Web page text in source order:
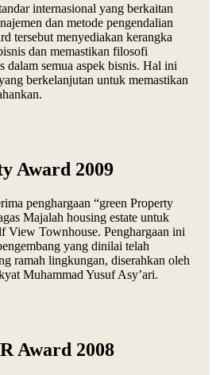
internasional yang berkaitan
dan metode pengendalian
tersebut menyediakan kerangka
dan memastikan filosofi
dalam semua aspek bisnis. Hal ini
berkelanjutan untuk memastikan
Award 2009
penghargaan “green Property
Majalah housing estate untuk
View Townhouse. Penghargaan ini
yang dinilai telah
ramah lingkungan, diserahkan oleh
Muhammad Yusuf Asy’ari.
Award 2008